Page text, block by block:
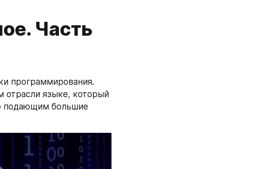
Часть
программирования.
языке, который
подающим большие